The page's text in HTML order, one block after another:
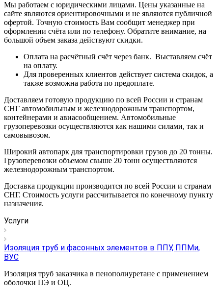
Мы работаем с юридическими лицами. Цены указанные на
сайте являются ориентировочными и не являются публичной
офертой. Точную стоимость Вам сообщит менеджер при
оформлении счёта или по телефону. Обратите внимание, на
большой объем заказа действуют скидки.
Оплата на расчётный счёт через банк. Выставляем счёт
на оплату.
Для проверенных клиентов действует система скидок, а
также возможна работа по предоплате.
Доставляем готовую продукцию по всей России и странам
СНГ автомобильным и железнодорожным транспортом,
контейнерами и авиасообщением. Автомобильные
грузоперевозки осуществляются как нашими силами, так и
самовывозом.
Широкий автопарк для транспортировки грузов до 20 тонны.
Грузоперевозки объемом свыше 20 тонн осуществляются
железнодорожным транспортом.
Доставка продукции производится по всей России и странам
СНГ. Стоимость услуги рассчитывается по конечному пункту
назначения.
Услуги
Изоляция труб и фасонных элементов в ППУ, ППМи,
ВУС
Изоляция труб заказчика в пенополиуретане с применением
оболочки ПЭ и ОЦ.